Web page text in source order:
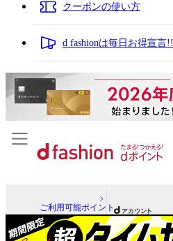
クーポンの使い方
d fashionは毎日お得宣言!!
ご利用可能ポイント